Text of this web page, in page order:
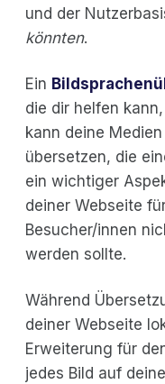
und der
könnten.
Ein
die dir helfen
kann deine
übersetzen, die
ein wichtiger
deiner Webseite
Besucher/innen
werden sollte.
Während
deiner Webseite
Erweiterung für
jedes Bild auf